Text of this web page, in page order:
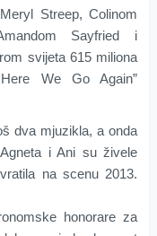
Streep, Colinom
Sayfried i
svijeta 615 miliona
We Go Again”
dva mjuzikla, a onda
i Ani su živele
na scenu 2013.
honorare za